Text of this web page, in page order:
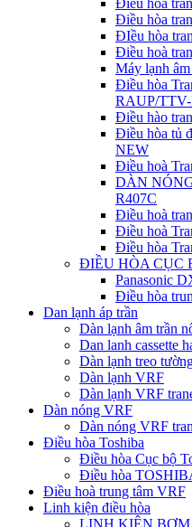
Điều hòa
Điều hòa
ĐIều hòa
Điều hoà
Máy lạnh
Điều hòa
RAUP/
Điều hào
Điều hòa tủ
NEW
Điều hoà
DÀN
R407C
Điều hoà
Điều hoà
Điều hòa
ĐIỀU HÒA CỤC
Panasonic
Điều hòa
Dan lạnh áp trần
Dàn lạnh âm trần
Dan lanh cassette
Dàn lạnh treo
Dàn lạnh VRF
Dàn lạnh VRF
Dàn nóng VRF
Dàn nóng VRF
Điều hòa Toshiba
Điều hòa Cục bộ
Điều hòa
Điều hoà trung tâm VRF
Linh kiện điều hòa
LINH KIỆN